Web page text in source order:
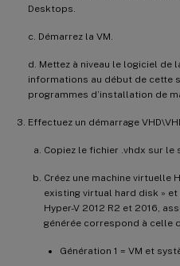
Desktops.
c. Démarrez la VM.
d. Mettez à niveau le logiciel de
informations au début de cette
programmes d’installation de
Effectuez un démarrage
Copiez le fichier .vhdx sur le
Créez une machine virtuelle
existing virtual hard disk »
Hyper-V 2012 R2 et 2016,
générée correspond à celle
Génération 1 = VM et